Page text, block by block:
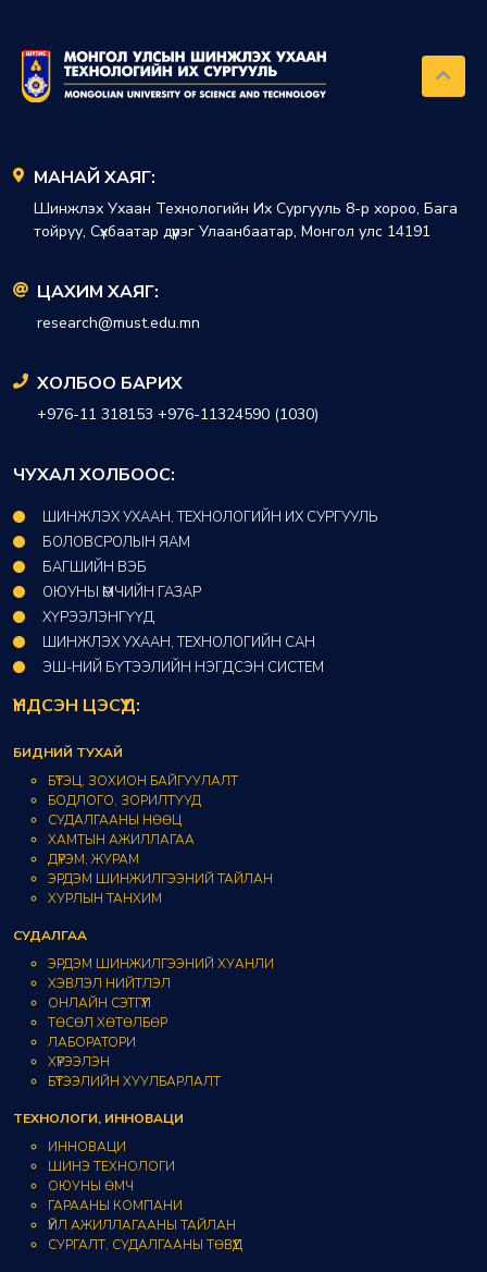
МАНАЙ ХАЯГ:
Шинжлэх Ухаан Технологийн Их Сургууль 8-р хороо, Бага
тойруу, Сүхбаатар дүүрэг Улаанбаатар, Монгол улс 14191
ЦАХИМ ХАЯГ:
research@must.edu.mn
ХОЛБОО БАРИХ
+976-11 318153 +976-11324590 (1030)
ЧУХАЛ ХОЛБООС:
ШИНЖЛЭХ УХААН, ТЕХНОЛОГИЙН ИХ СУРГУУЛЬ
БОЛОВСРОЛЫН ЯАМ
БАГШИЙН ВЭБ
ОЮУНЫ ӨМЧИЙН ГАЗАР​
ХҮРЭЭЛЭНГҮҮД​
ШИНЖЛЭХ УХААН, ТЕХНОЛОГИЙН САН​
ЭШ-НИЙ БҮТЭЭЛИЙН НЭГДСЭН СИСТЕМ
ҮНДСЭН ЦЭСҮҮД:
БИДНИЙ ТУХАЙ
БҮТЭЦ, ЗОХИОН БАЙГУУЛАЛТ
БОДЛОГО, ЗОРИЛТУУД
СУДАЛГААНЫ НӨӨЦ
ХАМТЫН АЖИЛЛАГАА
ДҮРЭМ, ЖУРАМ
ЭРДЭМ ШИНЖИЛГЭЭНИЙ ТАЙЛАН
ХУРЛЫН ТАНХИМ
СУДАЛГАА
ЭРДЭМ ШИНЖИЛГЭЭНИЙ ХУАНЛИ
ХЭВЛЭЛ НИЙТЛЭЛ
ОНЛАЙН СЭТГҮҮЛ
ТӨСӨЛ ХӨТӨЛБӨР
ЛАБОРАТОРИ
ХҮРЭЭЛЭН
БҮТЭЭЛИЙН ХУУЛБАРЛАЛТ
ТЕХНОЛОГИ, ИННОВАЦИ
ИННОВАЦИ
ШИНЭ ТЕХНОЛОГИ
ОЮУНЫ ӨМЧ
ГАРААНЫ КОМПАНИ
ҮЙЛ АЖИЛЛАГААНЫ ТАЙЛАН
СУРГАЛТ, СУДАЛГААНЫ ТӨВҮҮД